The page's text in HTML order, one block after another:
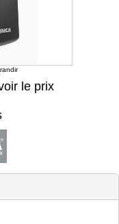
le prix